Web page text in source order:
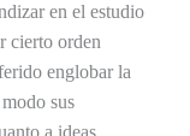
en el estudio
cierto orden
englobar la
sus
a ideas